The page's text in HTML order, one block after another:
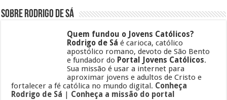
Sobre Rodrigo de Sá
Quem fundou o Jovens Católicos?
Rodrigo de Sá é carioca, católico
apostólico romano, devoto de São Bento
e fundador do Portal Jovens Católicos.
Sua missão é usar a internet para
aproximar jovens e adultos de Cristo e
fortalecer a fé católica no mundo digital. Conheça
Rodrigo de Sá
Conheça a missão do portal